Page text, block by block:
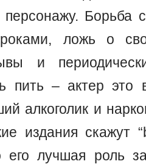
персонажу. Борьба
ложь о
и
пить – актер это
алкоголик и
издания скажут
его лучшая роль